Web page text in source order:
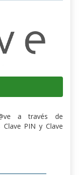
a través de
PIN y Clave